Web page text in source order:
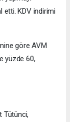
etti. KDV indirimi
göre AVM
yüzde 60,
Tütünci,